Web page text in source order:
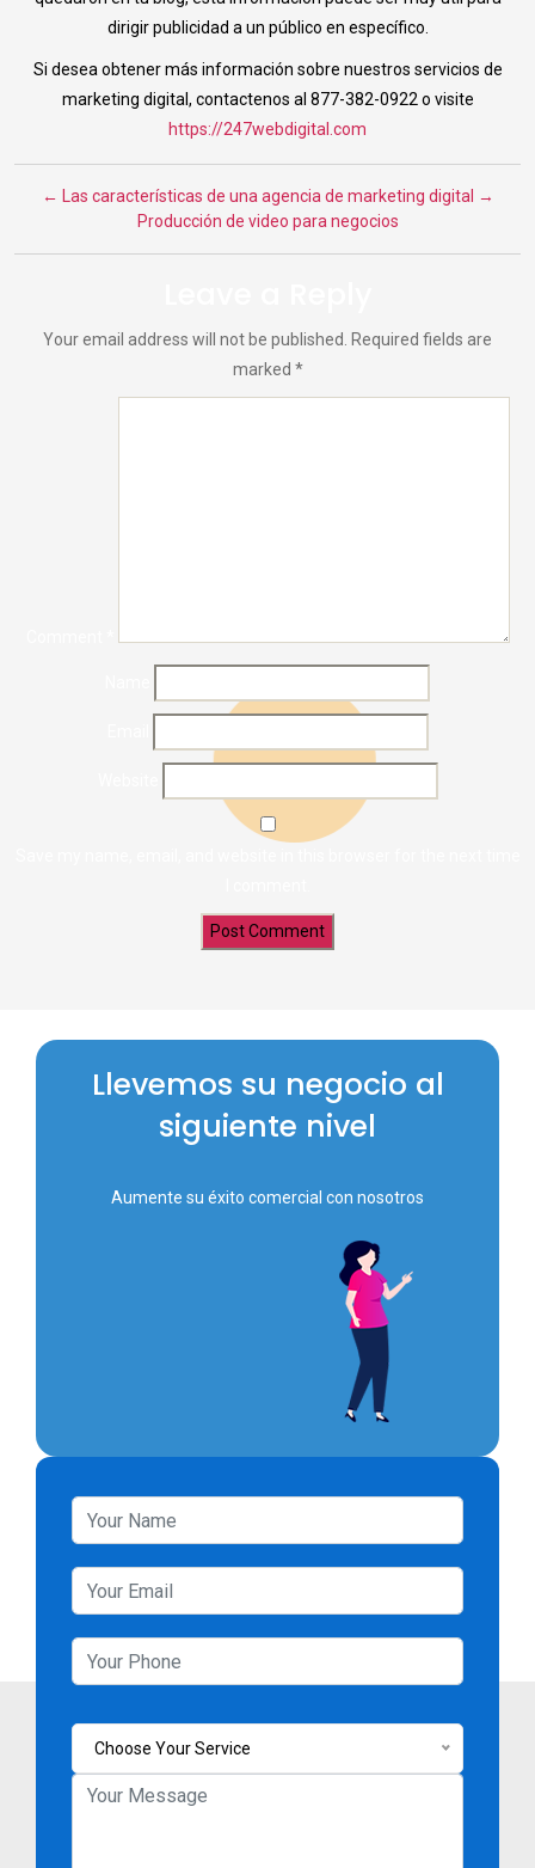
dirigir publicidad a un público en específico.
Si desea obtener más información sobre nuestros servicios de
marketing digital, contactenos al 877-382-0922 o visite
https://247webdigital.com
← Las características de una agencia de marketing digital →
Producción de video para negocios
Your email address will not be published. Required fields are
marked *
Llevemos su negocio al
siguiente nivel
Aumente su éxito comercial con nosotros
Choose Your Service